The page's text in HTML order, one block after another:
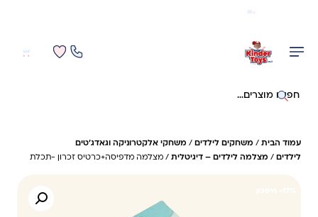
חיפוש באתר
עמוד הבית / משחקים לילדים / משחקי אלקטרוניקה וגאדג'טים
לילדים / מצלמה לילדים – דיגיטלית / מצלמה מדפיסה+כרטיס זכרון -תכלת